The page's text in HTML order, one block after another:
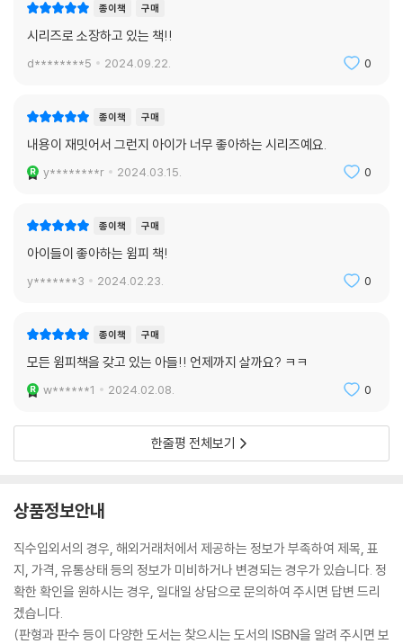
종이책 구매
시리즈로 소장하고 있는 책!!
d********5 2024.09.22. 0
종이책 구매
내용이 재밋어서 그런지 아이가 너무 좋아하는 시리즈예요.
y********r 2024.03.15. 0
종이책 구매
아이들이 좋아하는 윔피 책!
y*******3 2024.02.23. 0
종이책 구매
모든 윔피책을 갖고 있는 아들!! 언제까지 살까요? ㅋㅋ
w******1 2024.02.08. 0
한줄평 전체보기
상품정보안내
직수입외서의 경우, 해외거래처에서 제공하는 정보가 부족하여 제목, 표
지, 가격, 유통상태 등의 정보가 미비하거나 변경되는 경우가 있습니다. 정
확한 확인을 원하시는 경우, 일대일 상담으로 문의하여 주시면 답변 드리
겠습니다.
(판형과 판수 등이 다양한 도서는 찾으시는 도서의 ISBN을 알려 주시면 보